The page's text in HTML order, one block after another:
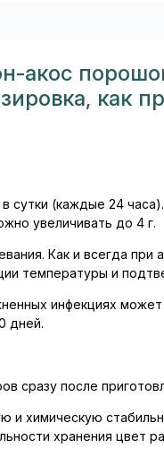
акос
как
в сутки (каждые 24
увеличивать до 4 г.
Как и всегда
температуры и
инфекциях
дней.
сразу после
химическую
хранения цвет